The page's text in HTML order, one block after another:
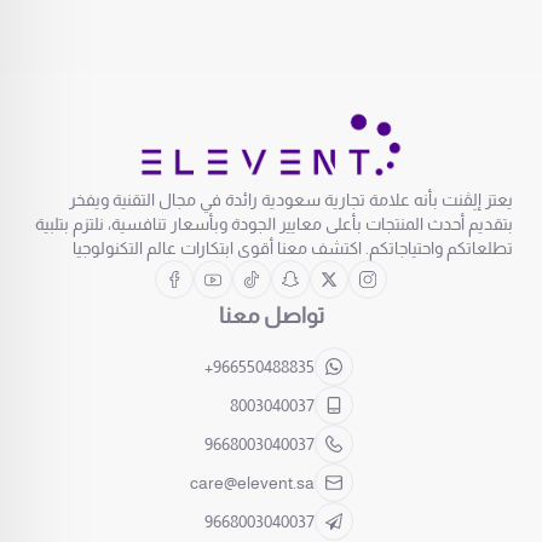
يعتز إلِڤنت بأنه علامة تجارية سعودية رائدة في مجال التقنية ويفخر
بتقديم أحدث المنتجات بأعلى معايير الجودة وبأسعار تنافسية، نلتزم بتلبية
تطلعاتكم واحتياجاتكم. اكتشف معنا أقوى ابتكارات عالم التكنولوجيا
تواصل معنا
+966550488835
8003040037
9668003040037
care@elevent.sa
9668003040037